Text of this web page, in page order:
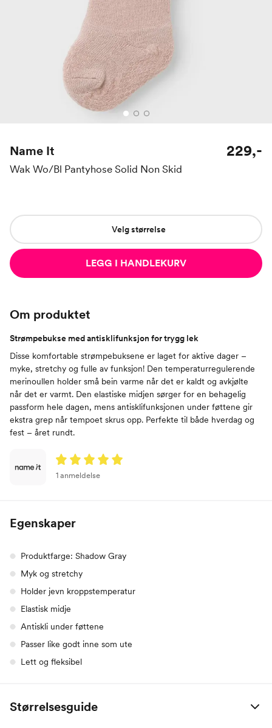
Name It
Wak Wo/Bl Pantyhose Solid Non Skid
229,-
Velg størrelse
LEGG I HANDLEKURV
Om produktet
Strømpebukse med antisklifunksjon for trygg lek
Disse komfortable strømpebuksene er laget for aktive dager –
myke, stretchy og fulle av funksjon! Den temperaturregulerende
merinoullen holder små bein varme når det er kaldt og avkjølte
når det er varmt. Den elastiske midjen sørger for en behagelig
passform hele dagen, mens antisklifunksjonen under føttene gir
ekstra grep når tempoet skrus opp. Perfekte til både hverdag og
fest – året rundt.
1 anmeldelse
Egenskaper
Produktfarge: Shadow Gray
Myk og stretchy
Holder jevn kroppstemperatur
Elastisk midje
Antiskli under føttene
Passer like godt inne som ute
Lett og fleksibel
Størrelsesguide